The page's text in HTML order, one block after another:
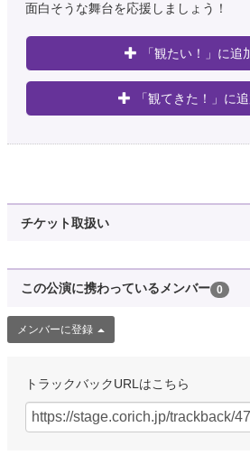
面白そうな舞台を応援しましょう！
「観たい！」に追
「観てきた！」に
チケット取扱い
この公演に携わっているメンバー 0
メンバーに登録
トラックバックURLはこちら